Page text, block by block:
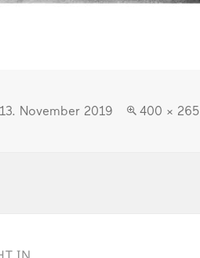
November 2019
Volle
400 × 265